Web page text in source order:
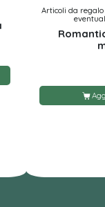
Articoli da